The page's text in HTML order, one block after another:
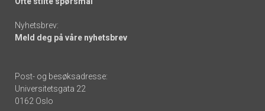
Nyhetsbrev:
Meld deg på våre nyhetsbrev
Post- og besøksadresse:
Universitetsgata 22
0162 Oslo